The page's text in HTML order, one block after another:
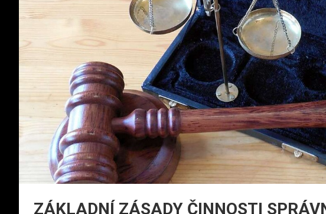
ZÁKLADNÍ ZÁSADY ČINNOSTI